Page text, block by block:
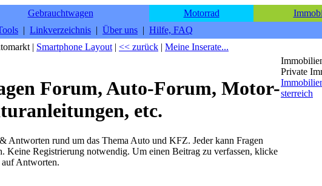
Gebrauchtwagen Motorrad
| Linkverzeichnis | Über uns | Hilfe, FAQ
| Smartphone Layout | << zurück | Meine Inserate...
Forum, Auto-Forum, Motor-
etc.
Antworten rund um das Thema Auto und KFZ. Jeder kann Fragen
Keine Registrierung notwendig. Um einen Beitrag zu verfassen, klicke
Antworten.
Private
sterreich